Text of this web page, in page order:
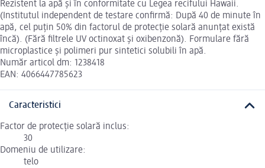
Rezistent la apă și în conformitate cu Legea recifului Hawaii.
(Institutul independent de testare confirmă: După 40 de minute în
apă, cel puțin 50% din factorul de protecție solară anunțat există
încă). (Fără filtrele UV octinoxat și oxibenzonă). Formulare fără
microplastice și polimeri pur sintetici solubili în apă.
Număr articol dm: 1238418
EAN: 4066447785623
Caracteristici
Factor de protecție solară inclus:
30
Domeniu de utilizare:
telo